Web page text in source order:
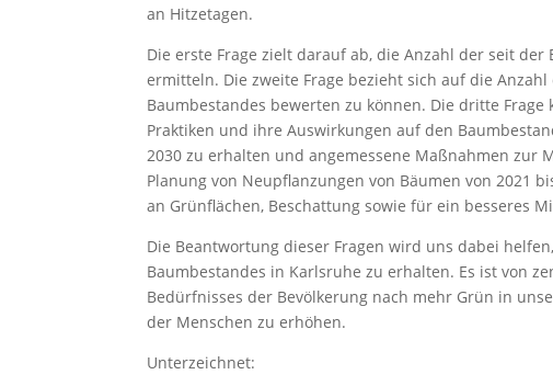
an Hitzetagen.
Die erste Frage zielt darauf ab, die Anzahl der seit
ermitteln. Die zweite Frage bezieht sich auf die
Baumbestandes bewerten zu können. Die dritte
Praktiken und ihre Auswirkungen auf den
2030 zu erhalten und angemessene Maßnahmen
Planung von Neupflanzungen von Bäumen von 2021
an Grünflächen, Beschattung sowie für ein besseres
Die Beantwortung dieser Fragen wird uns dabei
Baumbestandes in Karlsruhe zu erhalten. Es ist von
Bedürfnisses der Bevölkerung nach mehr Grün in
der Menschen zu erhöhen.
Unterzeichnet: